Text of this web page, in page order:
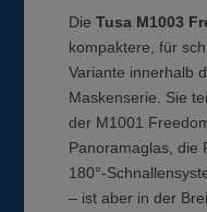
DieTusa M1003
kompaktere, für
Variante innerhalb
Maskenserie. Sie
der M1001
Panoramaglas, die
180°-
– ist aber in der